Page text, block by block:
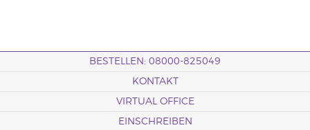
BESTELLEN: 08000-825049
KONTAKT
VIRTUAL OFFICE
EINSCHREIBEN